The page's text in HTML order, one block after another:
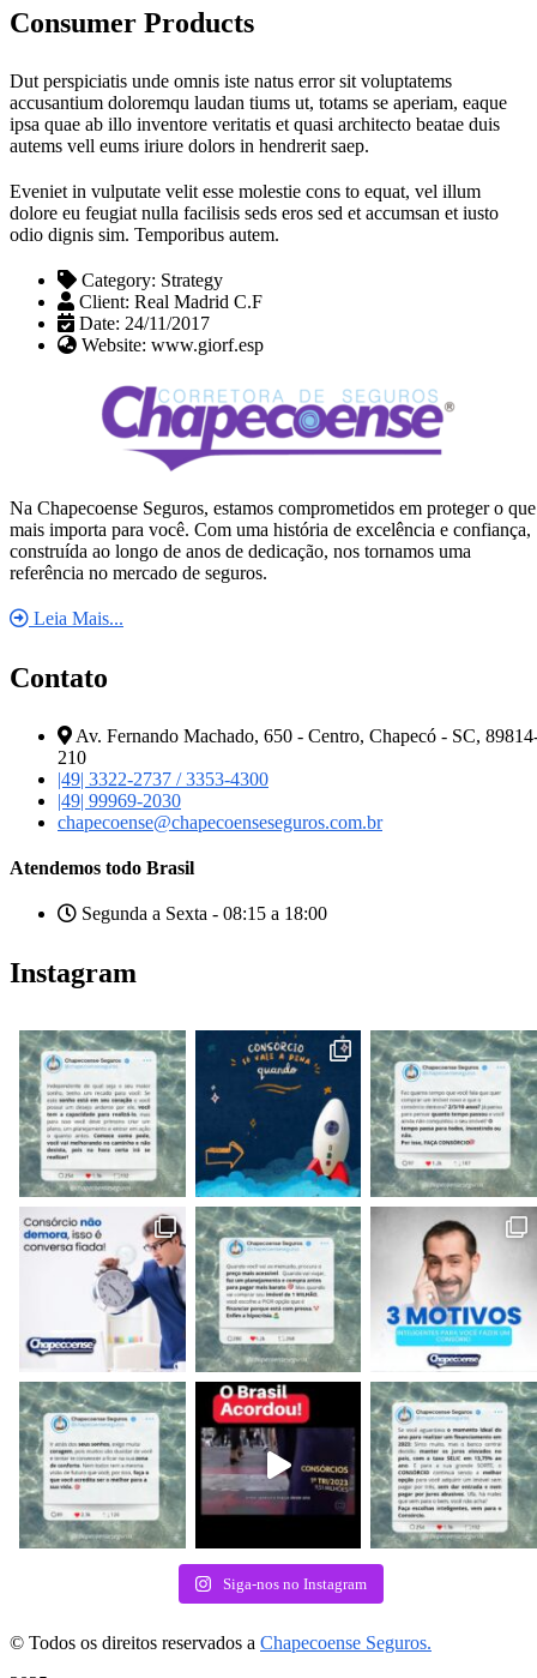
Consumer Products
Dut perspiciatis unde omnis iste natus error sit voluptatems
accusantium doloremqu laudan tiums ut, totams se aperiam, eaque
ipsa quae ab illo inventore veritatis et quasi architecto beatae duis
autems vell eums iriure dolors in hendrerit saep.
Eveniet in vulputate velit esse molestie cons to equat, vel illum
dolore eu feugiat nulla facilisis seds eros sed et accumsan et iusto
odio dignis sim. Temporibus autem.
Category: Strategy
Client: Real Madrid C.F
Date: 24/11/2017
Website: www.giorf.esp
Na Chapecoense Seguros, estamos comprometidos em proteger o que
mais importa para você. Com uma história de excelência e confiança,
construída ao longo de anos de dedicação, nos tornamos uma
referência no mercado de seguros.
Leia Mais...
Contato
Av. Fernando Machado, 650 - Centro, Chapecó - SC,
210
|49| 3322-2737 / 3353-4300
|49| 99969-2030
chapecoense@chapecoenseseguros.com.br
Atendemos todo Brasil
Segunda a Sexta - 08:15 a 18:00
Instagram
Siga-nos no Instagram
© Todos os direitos reservados a Chapecoense Seguros.